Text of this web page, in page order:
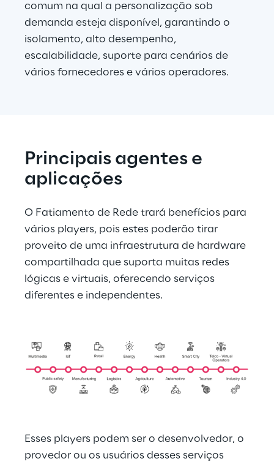
comum na qual a personalização sob
demanda esteja disponível, garantindo o
isolamento, alto desempenho,
escalabilidade, suporte para cenários de
vários fornecedores e vários operadores.
Principais agentes e
aplicações
O Fatiamento de Rede trará benefícios para
vários players, pois estes poderão tirar
proveito de uma infraestrutura de hardware
compartilhada que suporta muitas redes
lógicas e virtuais, oferecendo serviços
diferentes e independentes.
Esses players podem ser o desenvolvedor, o
provedor ou os usuários desses serviços